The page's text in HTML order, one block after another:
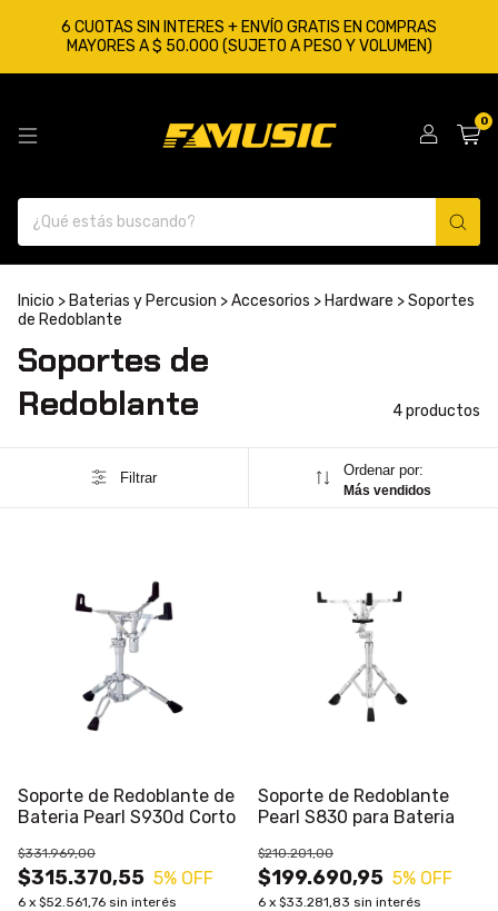
6 CUOTAS SIN INTERES + ENVÍO GRATIS EN COMPRAS
MAYORES A $ 50.000 (SUJETO A PESO Y VOLUMEN)
0
Inicio > Baterias y Percusion >Accesorios > Hardware >Soportes
de Redoblante
Soportes de
Redoblante
4 productos
Filtrar Ordenar por:
Más vendidos
Soporte de Redoblante de
Bateria Pearl S930d Corto
$315.370,55
$331.969,00
5% OFF
6 x $52.561,76 sin interés
Soporte de Redoblante
Pearl S830 para Bateria
$199.690,95
$210.201,00
5% OFF
6 x $33.281,83 sin interés